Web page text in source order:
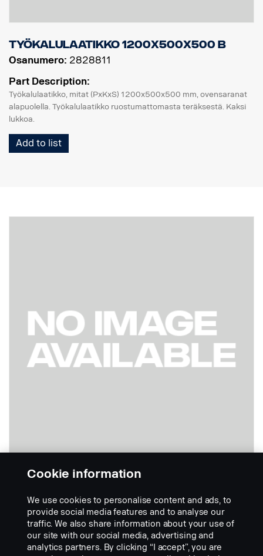
Työkalulaatikko 1200x500x500 B
Osanumero: 2828811
Part Description:
Työkalulaatikko, mitat (PxKxS) 1200x500x500 mm, ovensaranat
alapuolella. Työkalulaatikko ruostumattomasta teräksestä. Kaksi
lukkoa.
Add to list
Osanumero:2828812
Part Description:
Työkalulaatikko, mitat (PxKxS) 1450x500x500 mm, ovensaranat
alapuolella. Työkalulaatikko ruostumattomasta teräksestä. Kaksi
Cookie information
We use cookies to personalise content and ads, to
provide social media features and to analyse our
traffic. We also share information about your use of
our site with our social media, advertising and
analytics partners. By clicking “I accept”, you are